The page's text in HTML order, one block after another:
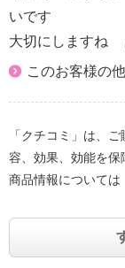
いです
大切にしますね
このお客様の
「クチコミ」は、
容、効果、効能を保
商品情報については